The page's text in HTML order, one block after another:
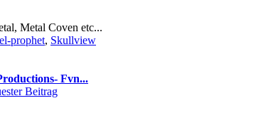
Metal Coven etc...
prophet, Skullview
Fvn...